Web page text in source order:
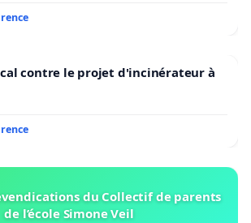
contre le projet d'incinérateur à
du Collectif de parents
de l’école Simone Veil